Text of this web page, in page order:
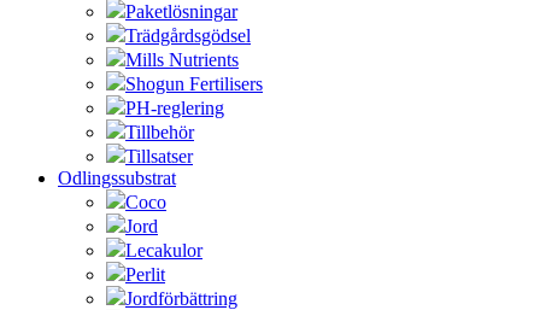
Paketlösningar
Trädgårdsgödsel
Mills Nutrients
Shogun Fertilisers
PH-reglering
Tillbehör
Tillsatser
Odlingssubstrat
Coco
Jord
Lecakulor
Perlit
Jordförbättring